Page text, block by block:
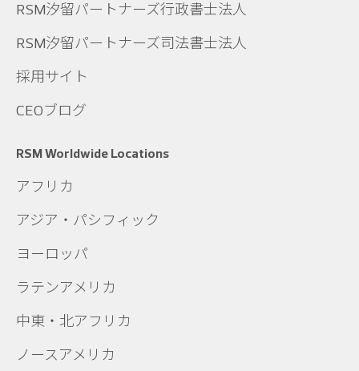
RSM汐留パートナーズ行政書士法人
RSM汐留パートナーズ司法書士法人
採用サイト
CEOブログ
RSM Worldwide Locations
アフリカ
アジア・パシフィック
ヨーロッパ
ラテンアメリカ
中東・北アフリカ
ノースアメリカ